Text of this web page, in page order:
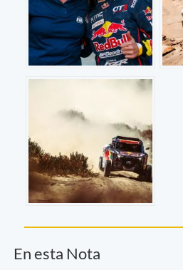
En esta Nota